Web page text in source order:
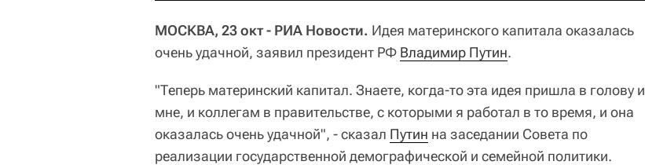
МОСКВА, 23 окт - РИА Новости. Идея материнского капитала оказалась
очень удачной, заявил президент РФ Владимир Путин.
"Теперь материнский капитал. Знаете, когда-то эта идея пришла в голову и
мне, и коллегам в правительстве, с которыми я работал в то время, и она
оказалась очень удачной", - сказал Путин на заседании Совета по
реализации государственной демографической и семейной политики.